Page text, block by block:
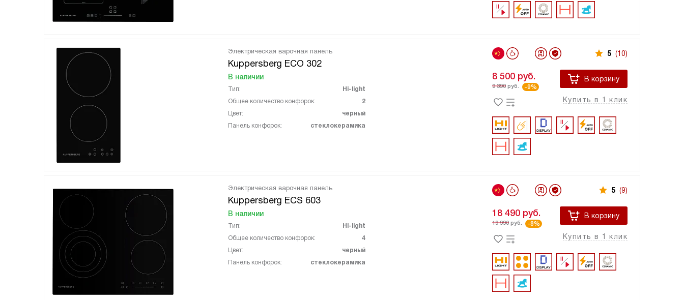
Электрическая варочная панель
Kuppersberg ECO 302
В наличии
Тип:
Hi-light
Общее количество конфорок:
2
Цвет:
черный
Панель конфорок:
стеклокерамика
5 (10)
8 500 руб.
9 390 руб. -9%
В корзину
Купить в 1 клик
Электрическая варочная панель
Kuppersberg ECS 603
В наличии
Тип:
Hi-light
Общее количество конфорок:
4
Цвет:
черный
Панель конфорок:
стеклокерамика
5 (9)
18 490 руб.
19 990 руб. -8%
В корзину
Купить в 1 клик